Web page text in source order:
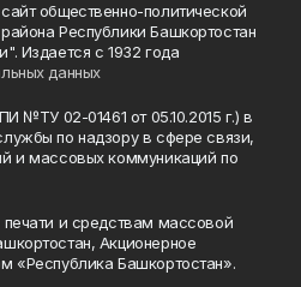
общественно-политической
Республики Башкортостан
Издается с 1932 года
данных
№ТУ 02-01461 от 05.10.2015 г.) в
по надзору в сфере связи,
и массовых коммуникаций по
и средствам массовой
Акционерное
«Республика Башкортостан».